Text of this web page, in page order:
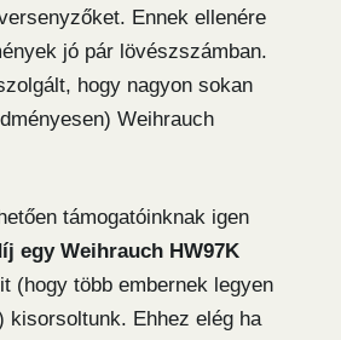
Ennek ellenére
jó pár lövészszámban.
hogy nagyon sokan
Weihrauch
támogatóinknak igen
egy Weihrauch HW97K
(hogy több embernek legyen
kisorsoltunk. Ehhez elég ha